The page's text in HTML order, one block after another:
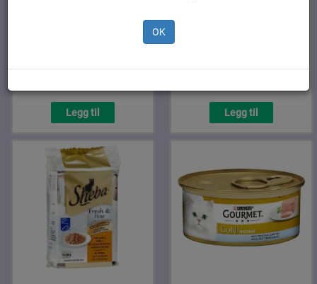
Pedigree Dentastix Disp
Legg til Legg til
OK